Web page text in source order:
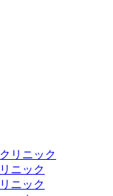
リニック
ニック
ニック